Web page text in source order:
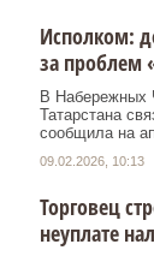
Исполком:
за проблем
В Набережных
Татарстана
сообщила на
09.02.2026, 10:13
Торговец
неуплате